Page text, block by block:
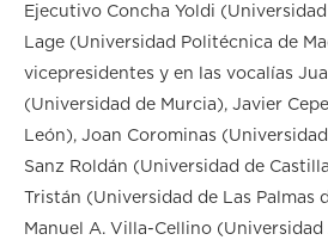
Ejecutivo Concha Yoldi
Lage (Universidad Politécnica de
vicepresidentes y en las vocalías
(Universidad de Murcia), Javier
León), Joan Corominas
Sanz Roldán (Universidad de
Tristán (Universidad de Las Palmas
Manuel A. Villa-Cellino